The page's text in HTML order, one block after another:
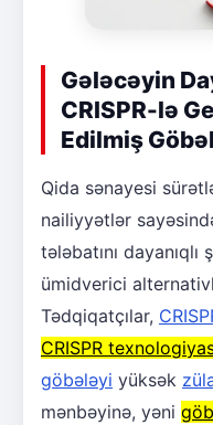
Gələcəyin
CRISPR-lə
Edilmiş
Qida sənayesi
nailiyyətlər
tələbatını
ümidverici
Tədqiqatçılar,
CRISPR
göbələyi yüksək
mənbəyinə, yəni